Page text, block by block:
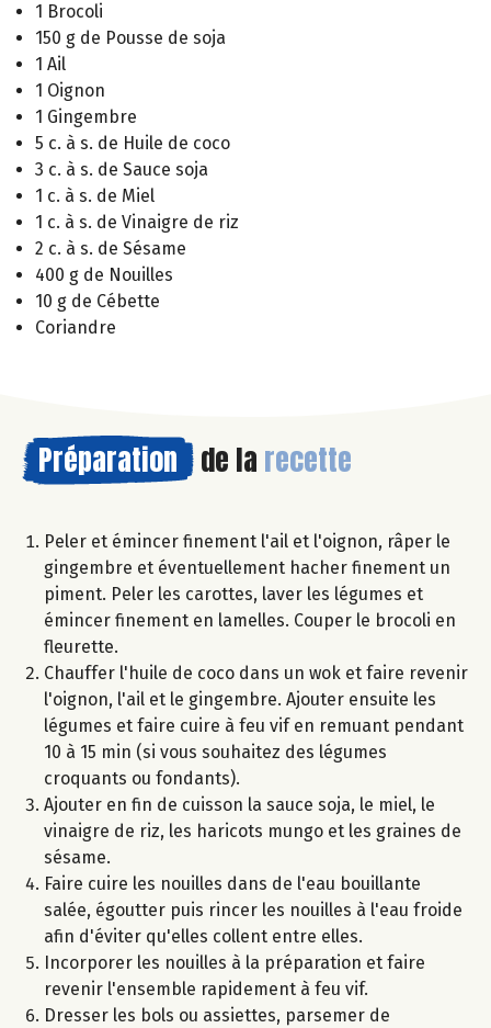
1 Brocoli
150 g de Pousse de soja
1 Ail
1 Oignon
1 Gingembre
5 c. à s. de Huile de coco
3 c. à s. de Sauce soja
1 c. à s. de Miel
1 c. à s. de Vinaigre de riz
2 c. à s. de Sésame
400 g de Nouilles
10 g de Cébette
Coriandre
Préparation de la recette
Peler et émincer finement l'ail et l'oignon, râper le
gingembre et éventuellement hacher finement un
piment. Peler les carottes, laver les légumes et
émincer finement en lamelles. Couper le brocoli en
fleurette.
Chauffer l'huile de coco dans un wok et faire revenir
l'oignon, l'ail et le gingembre. Ajouter ensuite les
légumes et faire cuire à feu vif en remuant pendant
10 à 15 min (si vous souhaitez des légumes
croquants ou fondants).
Ajouter en fin de cuisson la sauce soja, le miel, le
vinaigre de riz, les haricots mungo et les graines de
sésame.
Faire cuire les nouilles dans de l'eau bouillante
salée, égoutter puis rincer les nouilles à l'eau froide
afin d'éviter qu'elles collent entre elles.
Incorporer les nouilles à la préparation et faire
revenir l'ensemble rapidement à feu vif.
Dresser les bols ou assiettes, parsemer de